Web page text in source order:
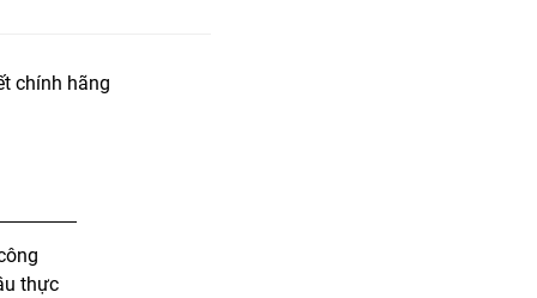
chính hãng
thực